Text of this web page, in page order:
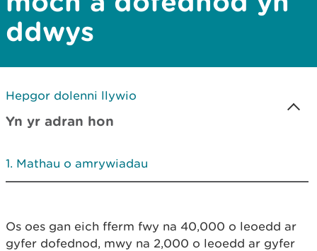
ddwys
Hepgor dolenni llywio
Yn yr adran hon
Mathau o amrywiadau
Os oes gan eich fferm fwy na 40,000 o leoedd ar
gyfer dofednod, mwy na 2,000 o leoedd ar gyfer